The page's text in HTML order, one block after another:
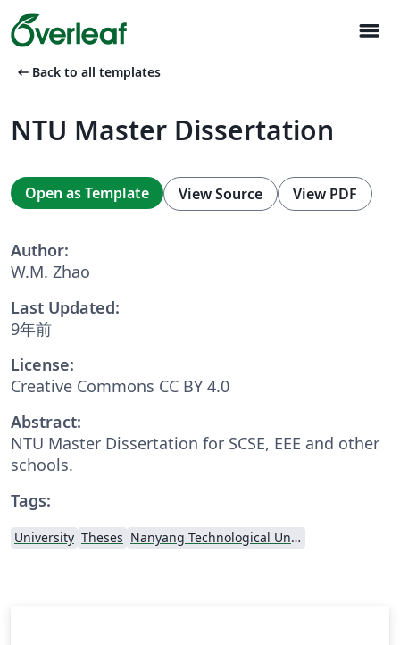
menu
arrow_left_alt Back to all templates
NTU Master Dissertation
Open as Template View Source View PDF
Author:
W.M. Zhao
Last Updated:
9年前
License:
Creative Commons CC BY 4.0
Abstract:
NTU Master Dissertation for SCSE, EEE and other
schools.
Tags:
University Theses Nanyang Technological University